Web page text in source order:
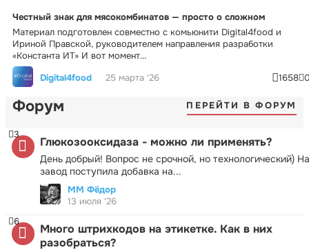
Честный знак для мясокомбинатов — просто о сложном
Материал подготовлен совместно с комьюнити Digital4food и
Ириной Правской, руководителем направления разработки
«Константа ИТ» И вот момент...
Digital4food
25 марта '26 1658
Форум ПЕРЕЙТИ В ФОРУМ
Глюкозооксидаза - можно ли применять?
День добрый! Вопрос не срочной, но технологический) На
завод поступила добавка на...
3
ММ Фёдор
13 июля '26
Много штрихкодов на этикетке. Как в них
разобраться?
6